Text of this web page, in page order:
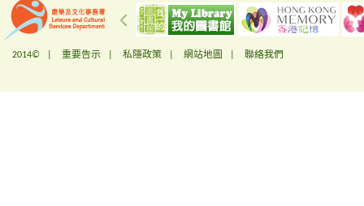
2014© | 重要告示 私隱政策 網站地圖 聯絡我們